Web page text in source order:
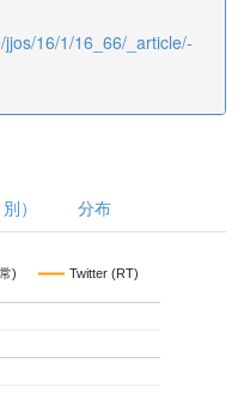
16/1/16_66/_article/-
） 分布
) Twitter (RT)